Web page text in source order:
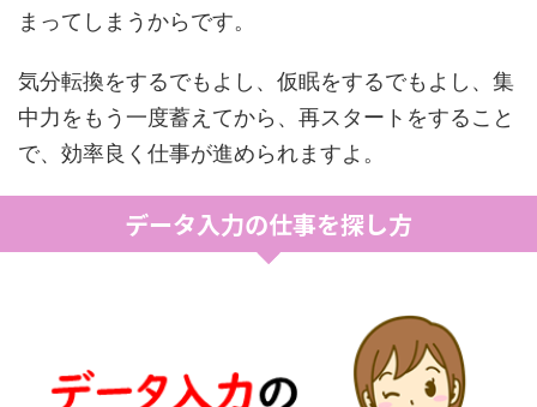
まってしまうからです。
気分転換をするでもよし、仮眠をするでもよし、集
中力をもう一度蓄えてから、再スタートをすること
で、効率良く仕事が進められますよ。
データ入力の仕事を探し方